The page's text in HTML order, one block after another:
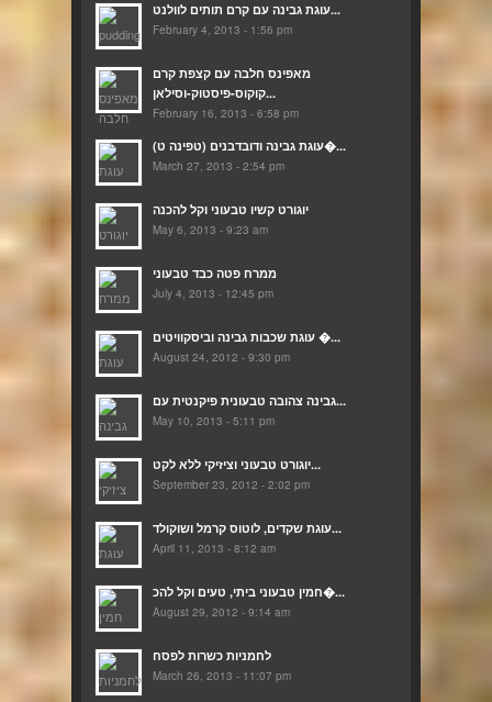
עוגת גבינה עם קרם תותים לוולנט...
February 4, 2013 - 1:56 pm
מאפינס חלבה עם קצפת קרם
קוקוס-פיסטוק-וסילאן...
February 16, 2013 - 6:58 pm
(עוגת גבינה ודובדבנים (טפינה ט�...
March 27, 2013 - 2:54 pm
יוגורט קשיו טבעוני וקל להכנה
May 6, 2013 - 9:23 am
ממרח פטה כבד טבעוני
July 4, 2013 - 12:45 pm
עוגת שכבות גבינה וביסקוויטים �...
August 24, 2012 - 9:30 pm
גבינה צהובה טבעונית פיקנטית עם...
May 10, 2013 - 5:11 pm
יוגורט טבעוני וציזיקי ללא לקט...
September 23, 2012 - 2:02 pm
עוגת שקדים, לוטוס קרמל ושוקולד...
April 11, 2013 - 8:12 am
חמין טבעוני ביתי, טעים וקל להכ�...
August 29, 2012 - 9:14 am
לחמניות כשרות לפסח
March 26, 2013 - 11:07 pm